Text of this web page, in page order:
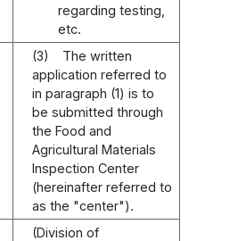
regarding testing,
etc.
(3)
The written
application referred to
in paragraph (1) is to
be submitted through
the Food and
Agricultural Materials
Inspection Center
(hereinafter referred to
as the "center").
(Division of